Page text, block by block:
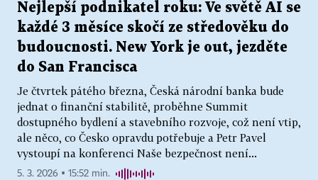
Nejlepší podnikatel roku: Ve světě AI se
každé 3 měsíce skočí ze středověku do
budoucnosti. New York je out, jezděte
do San Francisca
Je čtvrtek pátého března, Česká národní banka bude
jednat o finanční stabilitě, proběhne Summit
dostupného bydlení a stavebního rozvoje, což není vtip,
ale něco, co Česko opravdu potřebuje a Petr Pavel
vystoupí na konferenci Naše bezpečnost není...
5. 3. 2026 ▪ 15:52 min.